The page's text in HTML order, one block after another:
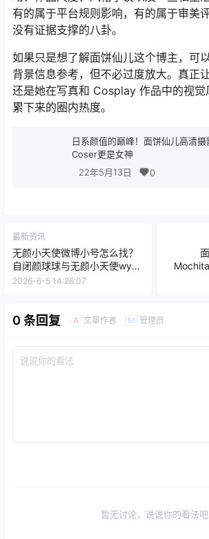
有的属于平台规则影响，有的属于审美
没有证据支撑的八卦。
如果只是想了解面饼仙儿这个博主，可
背景信息参考，但不必过度放大。真正
还是她在写真和 Cosplay 作品中的视觉
累下来的圈内热度。
日系颜值的巅峰！面饼仙儿高清
Coser更是女神
22年5月13日
0
最新资讯
无颜小天使微博小号怎么找？
自闭颜球球与无颜小天使wy2
账号整理
2026-6-5 14:26:07
0 条回复 A 文章作者 M 管理员
暂无讨论，说说你的看法吧